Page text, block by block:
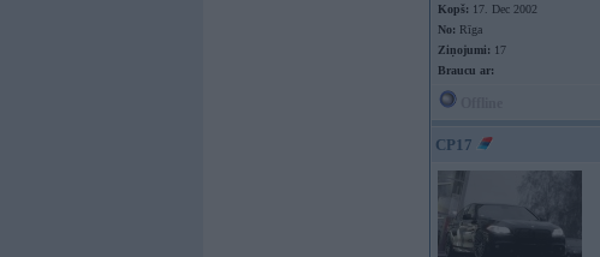
Kopš: 17. Dec 2002
No: Rīga
Ziņojumi: 17
Braucu ar:
CP17